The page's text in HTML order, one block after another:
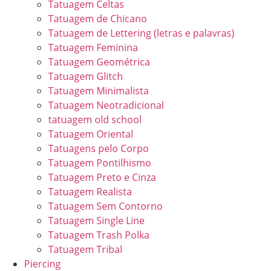
Tatuagem Celtas
Tatuagem de Chicano
Tatuagem de Lettering (letras e palavras)
Tatuagem Feminina
Tatuagem Geométrica
Tatuagem Glitch
Tatuagem Minimalista
Tatuagem Neotradicional
tatuagem old school
Tatuagem Oriental
Tatuagens pelo Corpo
Tatuagem Pontilhismo
Tatuagem Preto e Cinza
Tatuagem Realista
Tatuagem Sem Contorno
Tatuagem Single Line
Tatuagem Trash Polka
Tatuagem Tribal
Piercing